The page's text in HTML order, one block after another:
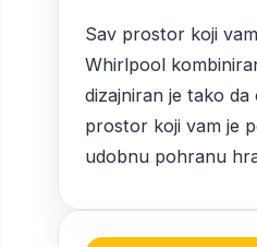
Sav prostor koji
Whirlpool
dizajniran je tako da
prostor koji vam je
udobnu pohranu